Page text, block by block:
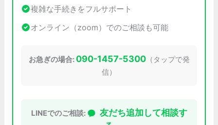
複雑な手続きをフルサポート
オンライン（zoom）でのご相談も可能
お急ぎの場合: 090-1457-5300（タップで発
信）
LINEでのご相談:
友だち追加して相談す